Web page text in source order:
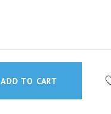
ADD TO CART